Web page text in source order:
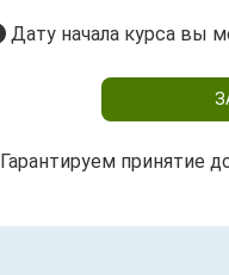
Дату начала курса вы
Гарантируем принятие